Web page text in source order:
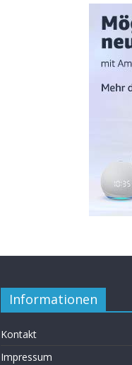
Informationen
Kontakt
Impressum